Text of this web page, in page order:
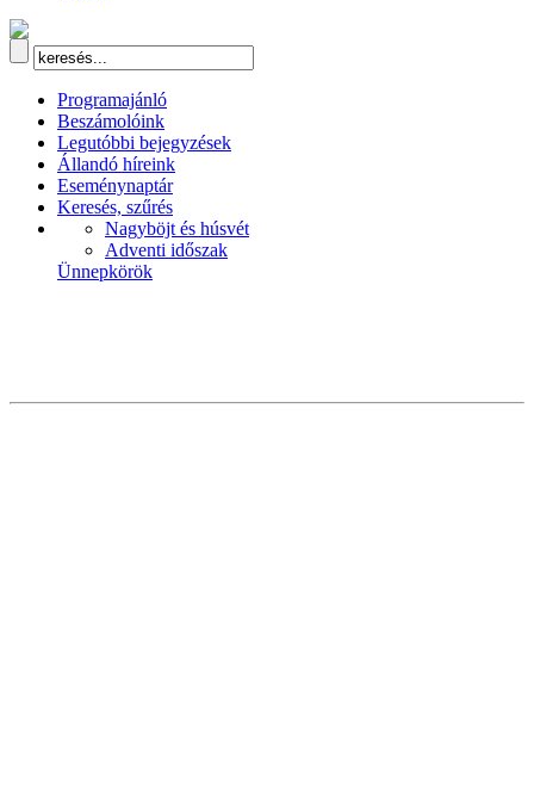
Programajánló
Beszámolóink
Legutóbbi bejegyzések
Állandó híreink
Eseménynaptár
Keresés, szűrés
Nagyböjt és húsvét
Adventi időszak
Ünnepkörök